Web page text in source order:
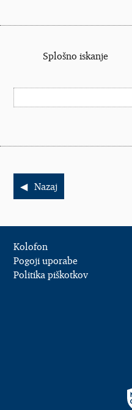
Splošno iskanje
Nazaj
Kolofon
Pogoji uporabe
Politika piškotkov